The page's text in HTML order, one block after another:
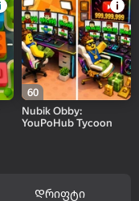
60
Nubik Obby:
YouPoHub Tycoon
Დრიფტი